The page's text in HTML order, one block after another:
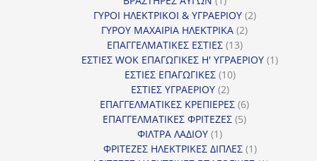
προϊόν
ΓΥΡΟΙ ΗΛΕΚΤΡΙΚΟΙ & ΥΓΡΑΕΡΙΟΥ 22
ΓΥΡΟΥ ΜΑΧΑΙΡΙΑ ΗΛΕΚΤΡΙΚΑ 22
ΕΠΑΓΓΕΛΜΑΤΙΚΕΣ ΕΣΤΙΕΣ 1313
προϊόντα
ΕΣΤΙΕΣ WOK ΕΠΑΓΩΓΙΚΕΣ Η' ΥΓΡΑΕΡΙΟΥ 11
ΕΣΤΙΕΣ ΕΠΑΓΩΓΙΚΕΣ 1010
ΕΣΤΙΕΣ ΥΓΡΑΕΡΙΟΥ 22
προϊόντα
ΕΠΑΓΓΕΛΜΑΤΙΚΕΣ ΚΡΕΠΙΕΡΕΣ 66
προϊόντα
ΕΠΑΓΓΕΛΜΑΤΙΚΕΣ ΦΡΙΤΕΖΕΣ 55
ΦΙΛΤΡΑ ΛΑΔΙΟΥ 11
προϊόν
ΦΡΙΤΕΖΕΣ ΗΛΕΚΤΡΙΚΕΣ ΔΙΠΛΕΣ 11